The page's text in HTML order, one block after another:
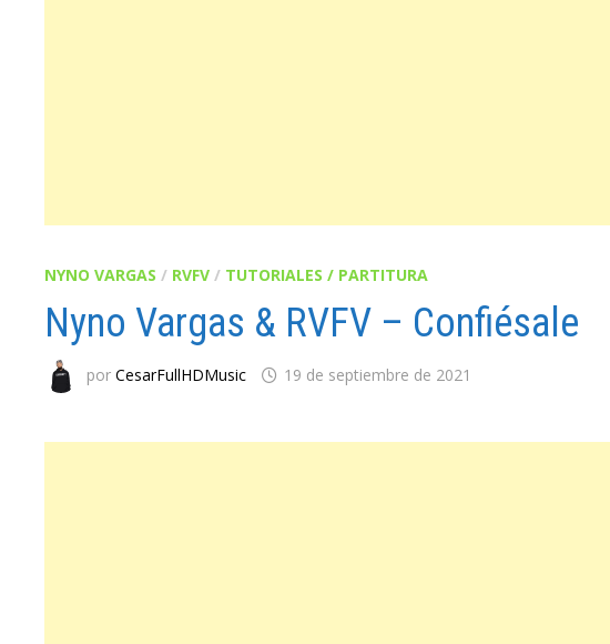
NYNO VARGAS / RVFV / TUTORIALES / PARTITURA
Nyno Vargas & RVFV – Confiésale
porCesarFullHDMusic 19 de septiembre de 2021